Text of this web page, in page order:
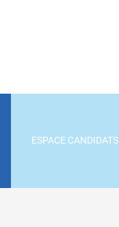
ESPACE CANDIDATS